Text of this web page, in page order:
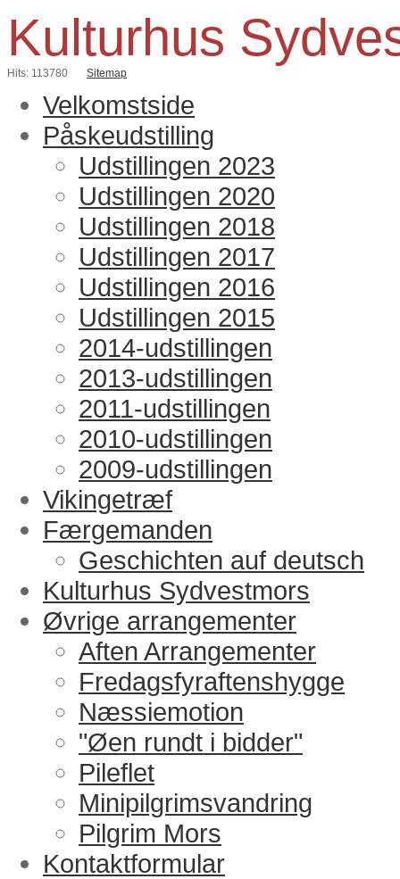
Kulturhus
Hits: 113780 Sitemap
Velkomstside
Påskeudstilling
Udstillingen 2023
Udstillingen 2020
Udstillingen 2018
Udstillingen 2017
Udstillingen 2016
Udstillingen 2015
2014-udstillingen
2013-udstillingen
2011-udstillingen
2010-udstillingen
2009-udstillingen
Vikingetræf
Færgemanden
Geschichten auf deutsch
Kulturhus Sydvestmors
Øvrige arrangementer
Aften Arrangementer
Fredagsfyraftenshygge
Næssiemotion
"Øen rundt i bidder"
Pileflet
Minipilgrimsvandring
Pilgrim Mors
Kontaktformular